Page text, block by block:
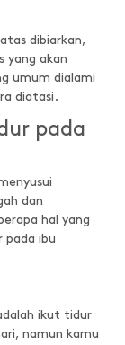
dibiarkan,
yang akan
umum dialami
diatasi.
pada
dan
hal yang
pada ibu
ikut tidur
namun kamu